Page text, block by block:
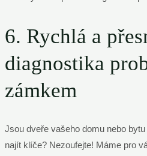
6. Rychlá a
diagnostika
zámkem
Jsou dveře vašeho domu nebo
najít klíče? Nezoufejte! Máme pro